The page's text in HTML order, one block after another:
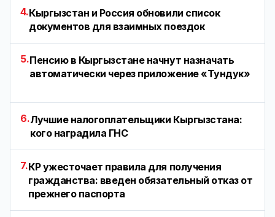
4.Кыргызстан и Россия обновили список
документов для взаимных поездок
5.Пенсию в Кыргызстане начнут назначать
автоматически через приложение «Тундук»
6.Лучшие налогоплательщики Кыргызстана:
кого наградила ГНС
7.КР ужесточает правила для получения
гражданства: введен обязательный отказ от
прежнего паспорта